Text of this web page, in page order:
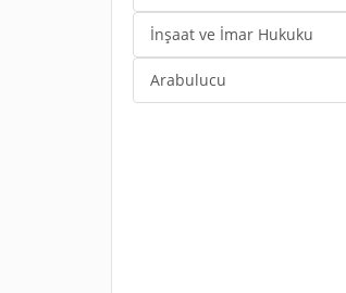
İnşaat ve İmar Hukuku
Arabulucu